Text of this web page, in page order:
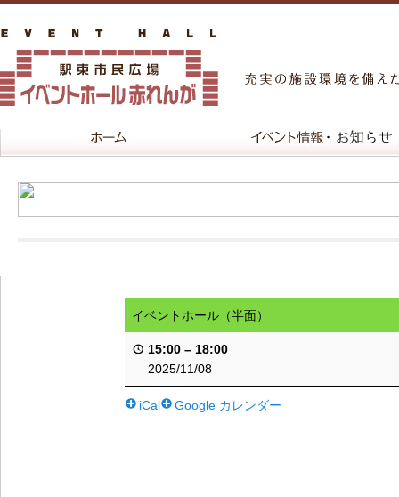
イベントホール（半面）
15:00 – 18:00
2025/11/08
iCal Google カレンダー